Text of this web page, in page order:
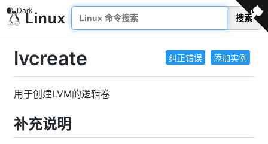
搜索
纠正错误 添加实例
lvcreate
用于创建LVM的逻辑卷
补充说明